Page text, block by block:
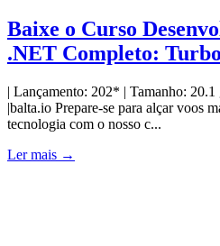
Baixe o Curso
.NET Completo:
| Lançamento: 202* | Tamanho:
|balta.io Prepare-se para alçar voos
tecnologia com o nosso c...
Ler mais →